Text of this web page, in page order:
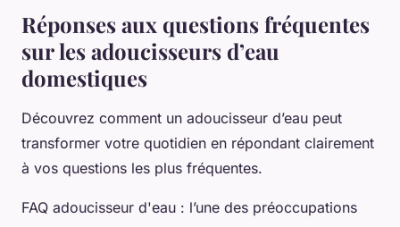
Réponses aux questions fréquentes
sur les adoucisseurs d’eau
domestiques
Découvrez comment un adoucisseur d’eau peut
transformer votre quotidien en répondant clairement
à vos questions les plus fréquentes.
FAQ adoucisseur d'eau : l’une des préoccupations